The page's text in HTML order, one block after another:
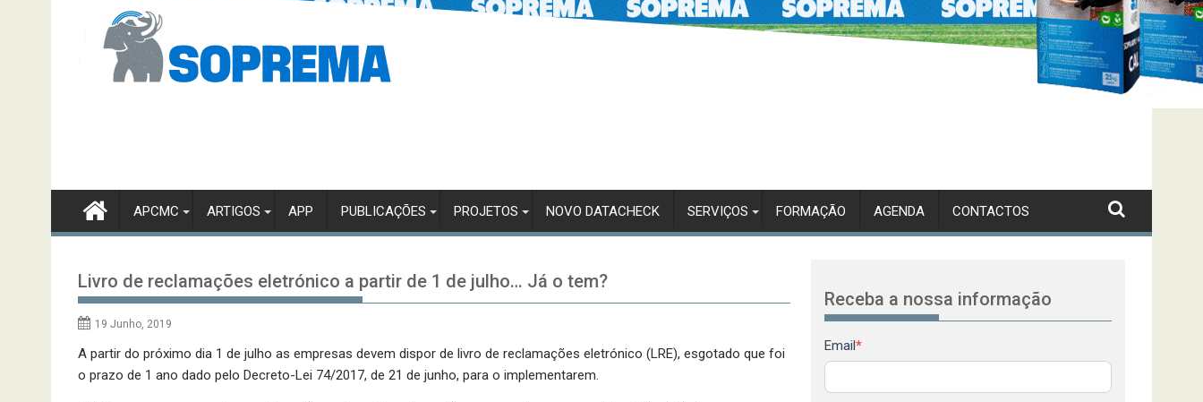
APCMC ARTIGOS APP PUBLICAÇÕES PROJETOS NOVO DATACHECK SERVIÇOS FORMAÇÃO AGENDA CONTACTOS
Livro de reclamações eletrónico a partir de 1 de julho… Já o tem?
19 Junho, 2019
A partir do próximo dia 1 de julho as empresas devem dispor de livro de reclamações eletrónico (LRE), esgotado que foi
o prazo de 1 ano dado pelo Decreto-Lei 74/2017, de 21 de junho, para o implementarem.
Receba a nossa informação
Newsletter
Email *